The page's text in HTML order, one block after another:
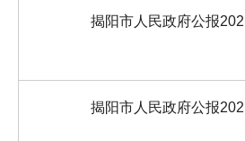
揭阳市人民政府公报
揭阳市人民政府公报